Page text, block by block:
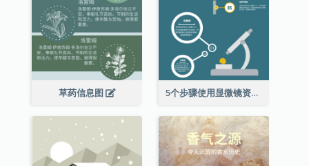
草药信息图 5个步骤使用显微镜资料图